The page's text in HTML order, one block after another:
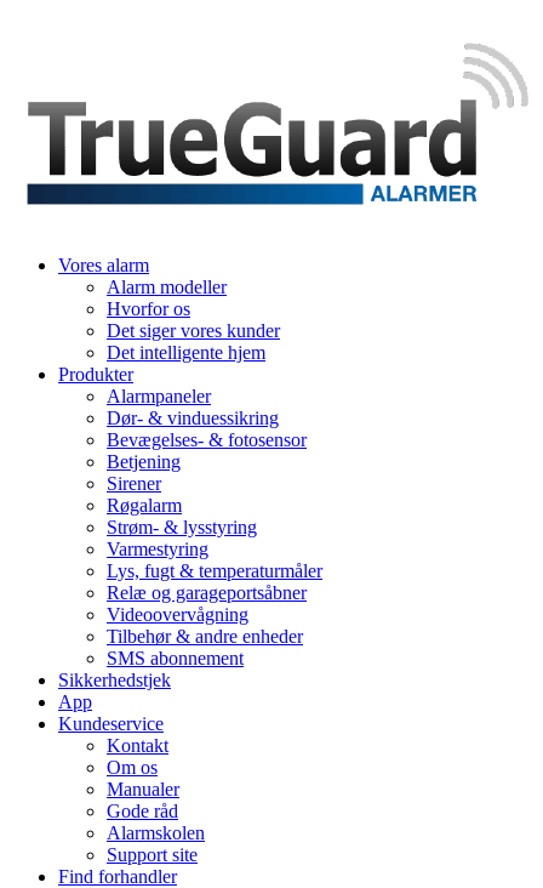
Vores alarm
Alarm modeller
Hvorfor os
Det siger vores kunder
Det intelligente hjem
Produkter
Alarmpaneler
Dør- & vinduessikring
Bevægelses- & fotosensor
Betjening
Sirener
Røgalarm
Strøm- & lysstyring
Varmestyring
Lys, fugt & temperaturmåler
Relæ og garageportsåbner
Videoovervågning
Tilbehør & andre enheder
SMS abonnement
Sikkerhedstjek
App
Kundeservice
Kontakt
Om os
Manualer
Gode råd
Alarmskolen
Support site
Find forhandler